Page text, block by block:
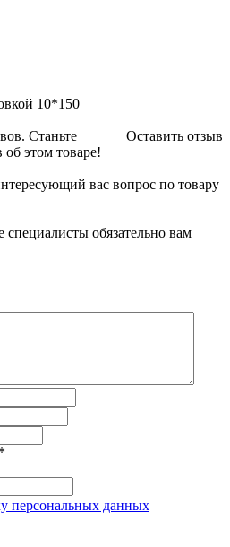
10*150
Оставить отзыв
Станьте
этом товаре!
вас вопрос по товару
обязательно вам
*
персональных данных